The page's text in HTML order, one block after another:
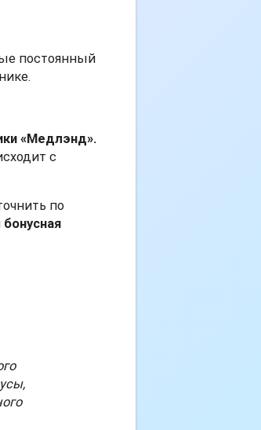
постоянный
«Медлэнд».
с
по
бонусная